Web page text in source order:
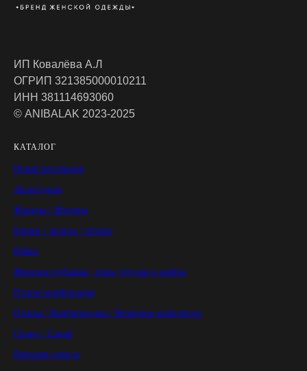
ИП Ковалёва А.Л
ОГРИП 321385000010211
ИНН 381114693060
© ANIBALAK 2023-2025
КАТАЛОГ
Новая коллекция
Аксессуары
Жакеты / Жилеты
Брюки / шорты / штаны
Юбки
Женские рубашки, топы, блузки и кофты
Платье комбинация
Платья / Комбинезоны / Вечерние комплекты
Спорт / Casual
Верхняя одежда